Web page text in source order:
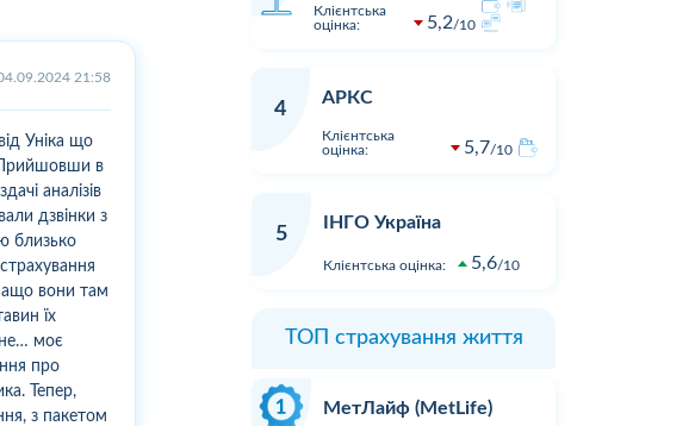
21:58
Уніка що
Прийшовши в
аналізів
дзвінки з
близько
вони там
їх
моє
про
Тепер,
з пакетом
Клієнтська
оцінка:
5,2 10
4
АРКС
Клієнтська
оцінка:
5,7 10
5
ІНГО Україна
Клієнтська оцінка: 5,6 10
ТОП страхування життя
МетЛайф (MetLife)